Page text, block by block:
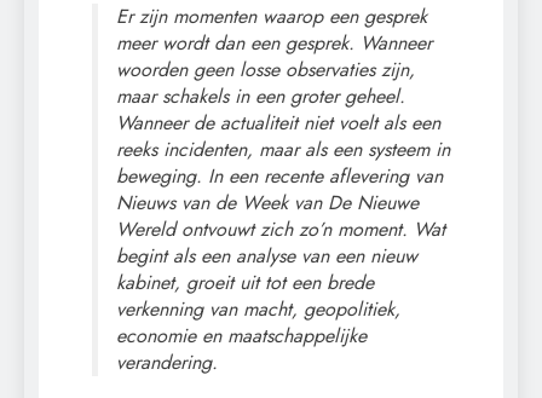
Er zijn momenten waarop een gesprek
meer wordt dan een gesprek. Wanneer
woorden geen losse observaties zijn,
maar schakels in een groter geheel.
Wanneer de actualiteit niet voelt als een
reeks incidenten, maar als een systeem in
beweging. In een recente aflevering van
Nieuws van de Week van De Nieuwe
Wereld ontvouwt zich zo’n moment. Wat
begint als een analyse van een nieuw
kabinet, groeit uit tot een brede
verkenning van macht, geopolitiek,
economie en maatschappelijke
verandering.